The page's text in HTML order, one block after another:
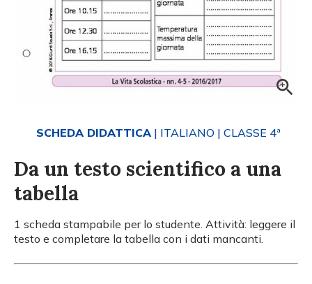
SCHEDA DIDATTICA | ITALIANO | CLASSE 4ª
Da un testo scientifico a una
tabella
1 scheda stampabile per lo studente. Attività: leggere il
testo e completare la tabella con i dati mancanti.